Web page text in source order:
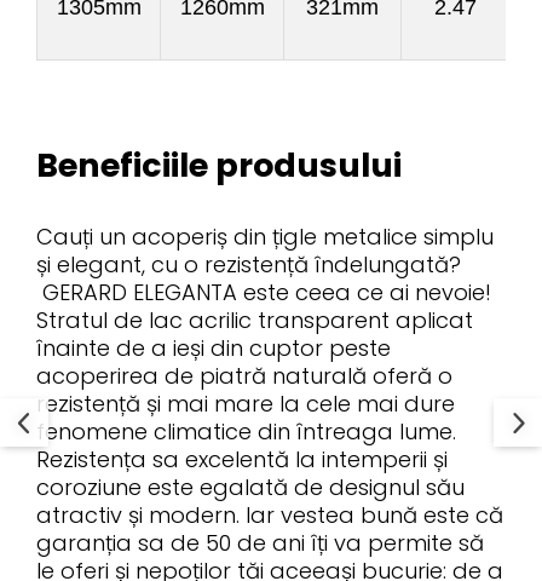
1305mm 1260mm 321mm
2.47
Beneficiile produsului
Cauți un acoperiș din țigle metalice simplu
și elegant, cu o rezistență îndelungată?
GERARD ELEGANTA este ceea ce ai nevoie!
Stratul de lac acrilic transparent aplicat
înainte de a ieși din cuptor peste
acoperirea de piatră naturală oferă o
rezistență și mai mare la cele mai dure
fenomene climatice din întreaga lume.
Rezistența sa excelentă la intemperii și
coroziune este egalată de designul său
atractiv și modern. Iar vestea bună este că
garanția sa de 50 de ani îți va permite să
le oferi și nepoților tăi aceeași bucurie: de a